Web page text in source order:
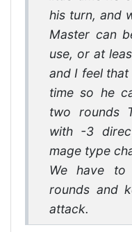
his turn, and
Master can
use, or at
and I feel
time so he
two rounds
with -3
mage type
We have
rounds and
attack.